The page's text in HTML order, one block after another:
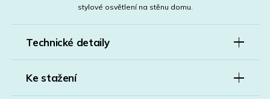
stylové osvětlení na stěnu domu.
Technické detaily
Ke stažení